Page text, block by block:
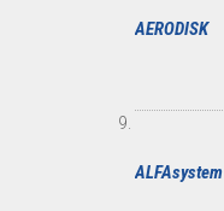
AERODISK
ALFAsystem